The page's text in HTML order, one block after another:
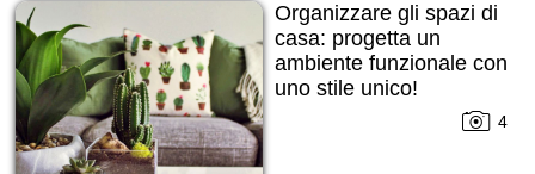
Organizzare gli spazi di
casa: progetta un
ambiente funzionale con
uno stile unico!
4